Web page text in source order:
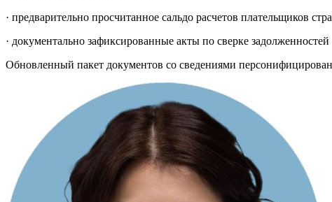
· предварительно просчитанное сальдо расчетов плательщиков
· документально зафиксированные акты по сверке задолженностей
Обновленный пакет документов со сведениями